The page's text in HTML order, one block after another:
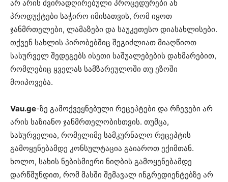
არ არის ძვირადღირებული პროცედურები ან
პროდუქტები საჭირო იმისათვის, რომ იყოთ
ჯანმრთელები, ლამაზები და საუკეთესო დიასახლისები.
თქვენ სახლის პირობებშიც შეგიძლიათ მიაღწიოთ
სასურველ შედეგებს ისეთი საშუალებების დახმარებით,
რომლებიც ყველას სამზარეულოში თუ ეზოში
მოიპოვება.
Vau.ge-ზე გამოქვეყნებული რეცეპტები და რჩევები არ
არის საზიანო ჯანმრთელობისთვის. თუმცა,
სასურველია, რომელიმე სამკურნალო რეცეპტის
გამოყენებამდე კონსულტაცია გაიაროთ ექიმთან.
ხოლო, სახის ნებისმიერი ნიღბის გამოყენებამდე
დარწმუნდით, რომ მასში შემავალ ინგრედიენტებზე არ